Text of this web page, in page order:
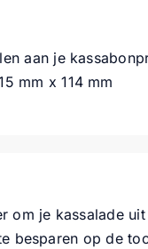
aan je
mm x 114 mm
om je kassalade
besparen op de